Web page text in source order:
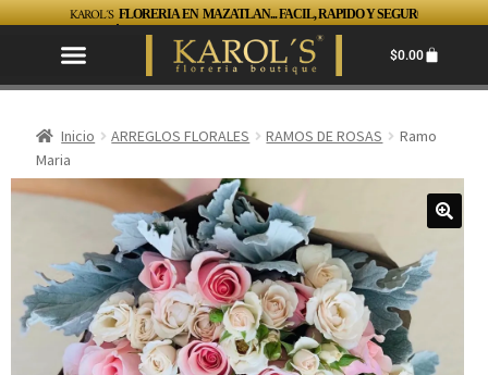
KAROL´S FLORERIA EN MAZATLAN... FACIL, RAPIDO Y SEGUR0 TEL. 6699820748
$0.00
Inicio ARREGLOS FLORALES RAMOS DE ROSAS
Ramo
Maria